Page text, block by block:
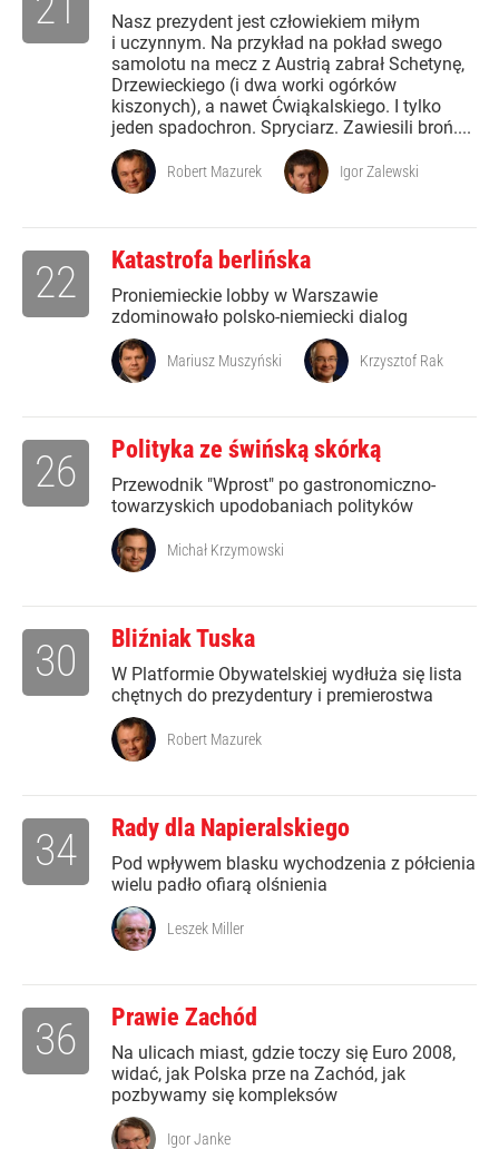
Nasz prezydent jest człowiekiem miłym
i uczynnym. Na przykład na pokład swego
samolotu na mecz z Austrią zabrał Schetynę,
Drzewieckiego (i dwa worki ogórków
kiszonych), a nawet Ćwiąkalskiego. I tylko
jeden spadochron. Spryciarz. Zawiesili broń....
Robert Mazurek Igor Zalewski
Katastrofa berlińska
Proniemieckie lobby w Warszawie
zdominowało polsko-niemiecki dialog
22
Mariusz Muszyński Krzysztof Rak
Polityka ze świńską skórką
Przewodnik "Wprost" po gastronomiczno-
towarzyskich upodobaniach polityków
26
Michał Krzymowski
Bliźniak Tuska
W Platformie Obywatelskiej wydłuża się lista
chętnych do prezydentury i premierostwa
30
Robert Mazurek
Rady dla Napieralskiego
Pod wpływem blasku wychodzenia z półcienia
wielu padło ofiarą olśnienia
34
Leszek Miller
Prawie Zachód
Na ulicach miast, gdzie toczy się Euro 2008,
widać, jak Polska prze na Zachód, jak
pozbywamy się kompleksów
36
Igor Janke